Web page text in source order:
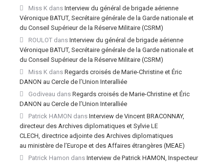
Miss K dans Interview du général de brigade aérienne
Véronique BATUT, Secrétaire générale de la Garde nationale et
du Conseil Supérieur de la Réserve Militaire (CSRM)
ROULOT dans Interview du général de brigade aérienne
Véronique BATUT, Secrétaire générale de la Garde nationale et
du Conseil Supérieur de la Réserve Militaire (CSRM)
Miss K dans Regards croisés de Marie-Christine et Éric
DANON au Cercle de l’Union Interalliée
Godiveau dans Regards croisés de Marie-Christine et Éric
DANON au Cercle de l’Union Interalliée
Patrick HAMON dans Interview de Vincent BRACONNAY,
directeur des Archives diplomatiques et Sylvie LE
CLECH, directrice adjointe des Archives diplomatiques
au ministère de l’Europe et des Affaires étrangères (MEAE)
Patrick Hamon dans Interview de Patrick HAMON, Inspecteur